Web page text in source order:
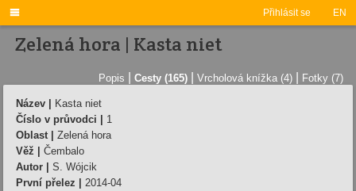
Přihlásit se EN

Zelená hora | Kasta niet
Popis Cesty (165) Vrcholová knížka (4) Fotky (7)
Název |
Kasta niet
Číslo v průvodci |
1
Oblast |
Zelená hora
Věž |
Čembalo
Autor |
S. Wójcik
První přelez |
2014-04